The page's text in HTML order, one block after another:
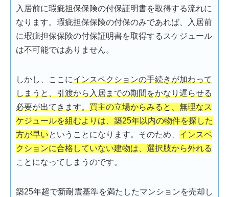
入居前に瑕疵担保保険の付保証明書を取得する流れに
なります。瑕疵担保保険の付保のみであれば、入居前
に瑕疵担保保険の付保証明書を取得するスケジュール
は不可能ではありません。
しかし、ここにインスペクションの手続きが加わって
しまうと、引渡から入居までの期間をかなり遅らせる
必要が出てきます。 買主の立場からみると、無理なス
ケジュールを組むよりは、築25年以内の物件を探した
方が早いということになります。そのため、 インスペ
クションに合格していない建物は、選択肢から外れる
ことになってしまうのです。
築25年超で新耐震基準を満たしたマンションを売却し